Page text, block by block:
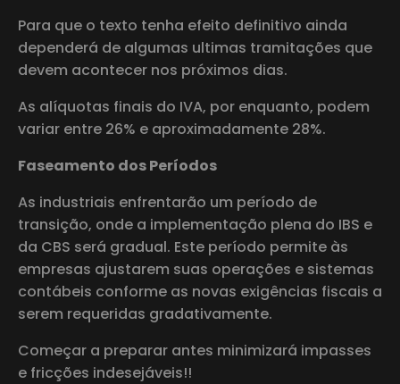
Para que o texto tenha efeito definitivo ainda
dependerá de algumas ultimas tramitações que
devem acontecer nos próximos dias.
As alíquotas finais do IVA, por enquanto, podem
variar entre 26% e aproximadamente 28%.
Faseamento dos Períodos
As industriais enfrentarão um período de
transição, onde a implementação plena do IBS e
da CBS será gradual. Este período permite às
empresas ajustarem suas operações e sistemas
contábeis conforme as novas exigências fiscais a
serem requeridas gradativamente.
Começar a preparar antes minimizará impasses
e fricções indesejáveis!!